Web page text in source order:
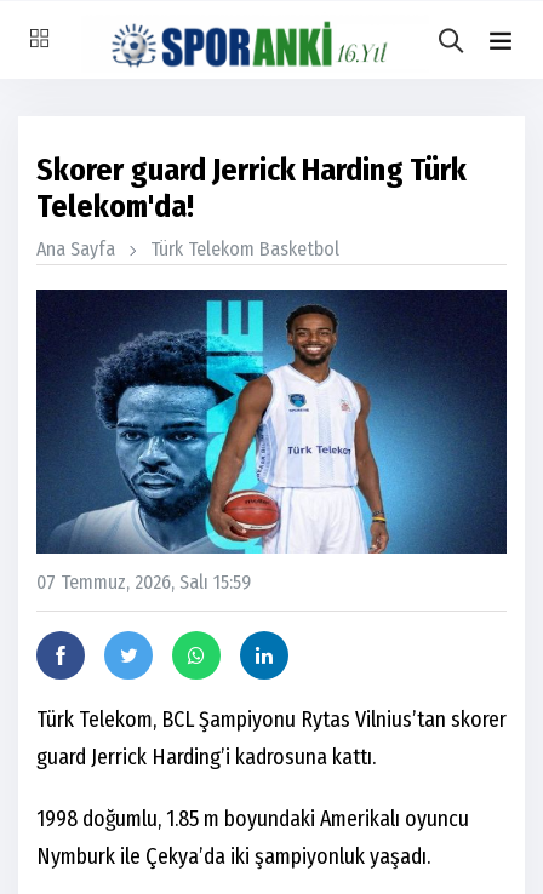
Skorer guard Jerrick Harding Türk
Telekom'da!
Ana Sayfa Türk Telekom Basketbol
07 Temmuz, 2026, Salı 15:59
Türk Telekom, BCL Şampiyonu Rytas Vilnius’tan skorer
guard Jerrick Harding’i kadrosuna kattı.
1998 doğumlu, 1.85 m boyundaki Amerikalı oyuncu
Nymburk ile Çekya’da iki şampiyonluk yaşadı.